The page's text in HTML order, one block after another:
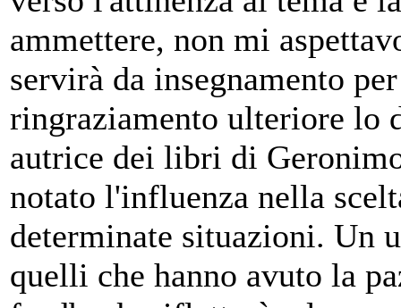
ammettere, non mi
servirà da insegnamento
ringraziamento ulteriore lo
autrice dei libri di
notato l'influenza nella
determinate situazioni. Un
quelli che hanno avuto la